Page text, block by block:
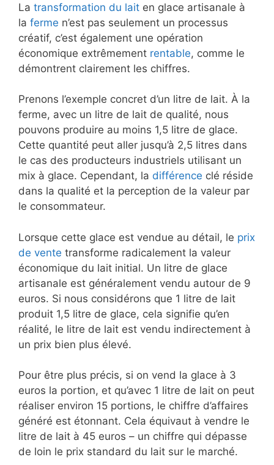
La transformation du lait en glace artisanale à
la ferme n’est pas seulement un processus
créatif, c’est également une opération
économique extrêmement rentable, comme le
démontrent clairement les chiffres.
Prenons l’exemple concret d’un litre de lait. À la
ferme, avec un litre de lait de qualité, nous
pouvons produire au moins 1,5 litre de glace.
Cette quantité peut aller jusqu’à 2,5 litres dans
le cas des producteurs industriels utilisant un
mix à glace. Cependant, la différence clé réside
dans la qualité et la perception de la valeur par
le consommateur.
Lorsque cette glace est vendue au détail, le prix
de vente transforme radicalement la valeur
économique du lait initial. Un litre de glace
artisanale est généralement vendu autour de 9
euros. Si nous considérons que 1 litre de lait
produit 1,5 litre de glace, cela signifie qu’en
réalité, le litre de lait est vendu indirectement à
un prix bien plus élevé.
Pour être plus précis, si on vend la glace à 3
euros la portion, et qu’avec 1 litre de lait on peut
réaliser environ 15 portions, le chiffre d’affaires
généré est étonnant. Cela équivaut à vendre le
litre de lait à 45 euros – un chiffre qui dépasse
de loin le prix standard du lait sur le marché.